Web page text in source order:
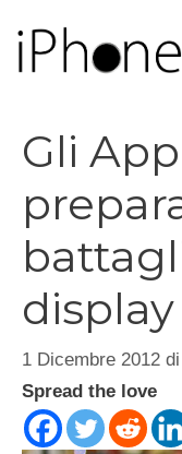
contenuto
Gli
1 Dicembre 2012 di
Spread the love